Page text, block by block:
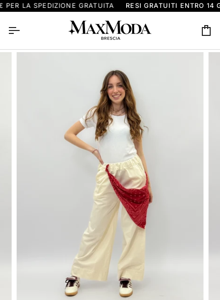
Skip
content
LA SPEDIZIONE GRATUITA RESI GRATUITI ENTRO 14